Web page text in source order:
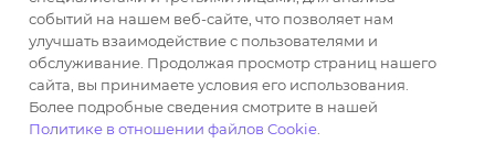
характер и не является публичной офертой
определяемой положениями пункта 2 статьи 437
Гражданского кодекса Российской Федерации.
Использование любых материалов, опубликованных
на https://opt-milena.ru, допустимо только при
наличии письменного разрешения редакции и
событий на нашем веб-сайте, что позволяет нам
улучшать взаимодействие с пользователями и
обслуживание. Продолжая просмотр страниц нашего
сайта, вы принимаете условия его использования.
Более подробные сведения смотрите в нашей
Политике в отношении файлов Cookie